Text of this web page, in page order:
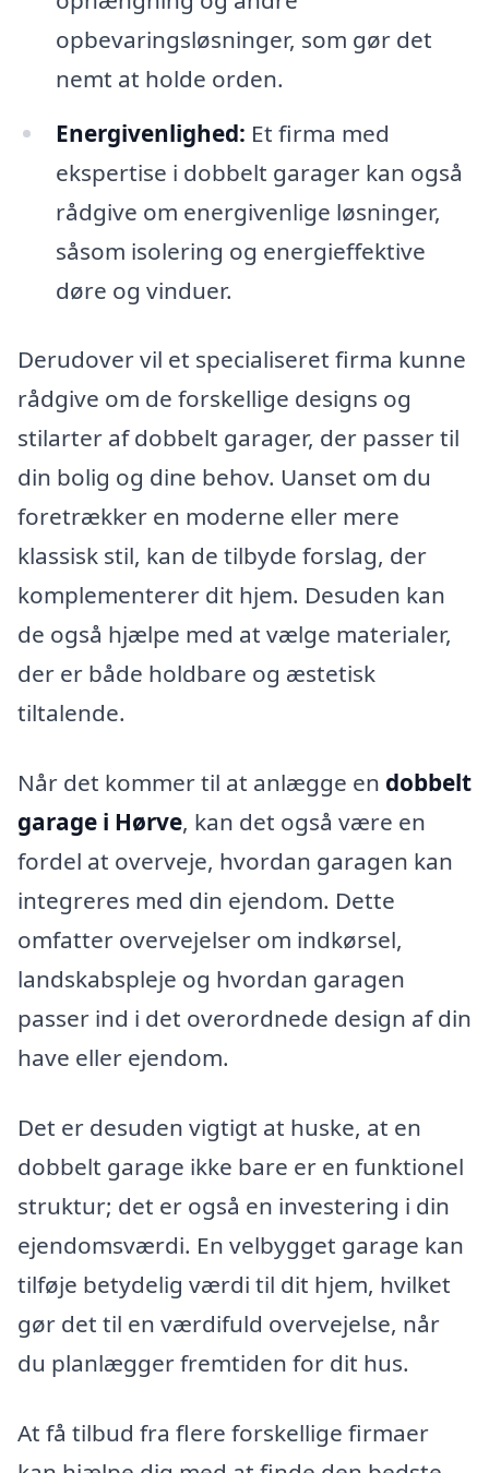
opbevaringsløsninger, som gør det
nemt at holde orden.
Energivenlighed: Et firma med
ekspertise i dobbelt garager kan også
rådgive om energivenlige løsninger,
såsom isolering og energieffektive
døre og vinduer.
Derudover vil et specialiseret firma kunne
rådgive om de forskellige designs og
stilarter af dobbelt garager, der passer til
din bolig og dine behov. Uanset om du
foretrækker en moderne eller mere
klassisk stil, kan de tilbyde forslag, der
komplementerer dit hjem. Desuden kan
de også hjælpe med at vælge materialer,
der er både holdbare og æstetisk
tiltalende.
Når det kommer til at anlægge en dobbelt
garage i Hørve, kan det også være en
fordel at overveje, hvordan garagen kan
integreres med din ejendom. Dette
omfatter overvejelser om indkørsel,
landskabspleje og hvordan garagen
passer ind i det overordnede design af din
have eller ejendom.
Det er desuden vigtigt at huske, at en
dobbelt garage ikke bare er en funktionel
struktur; det er også en investering i din
ejendomsværdi. En velbygget garage kan
tilføje betydelig værdi til dit hjem, hvilket
gør det til en værdifuld overvejelse, når
du planlægger fremtiden for dit hus.
At få tilbud fra flere forskellige firmaer